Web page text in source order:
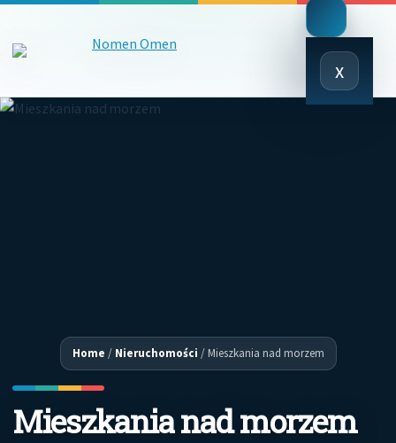
x
Close
Menu
Home / Nieruchomości /Mieszkania nad morzem
Mieszkania nad morzem